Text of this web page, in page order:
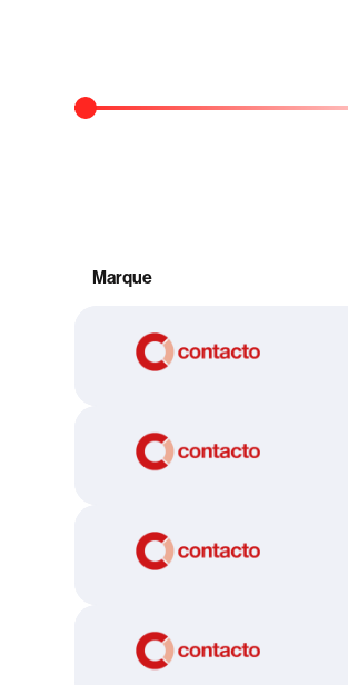
Marque